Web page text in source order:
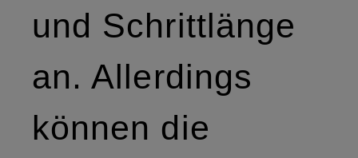
und Schrittlänge
an. Allerdings
können die